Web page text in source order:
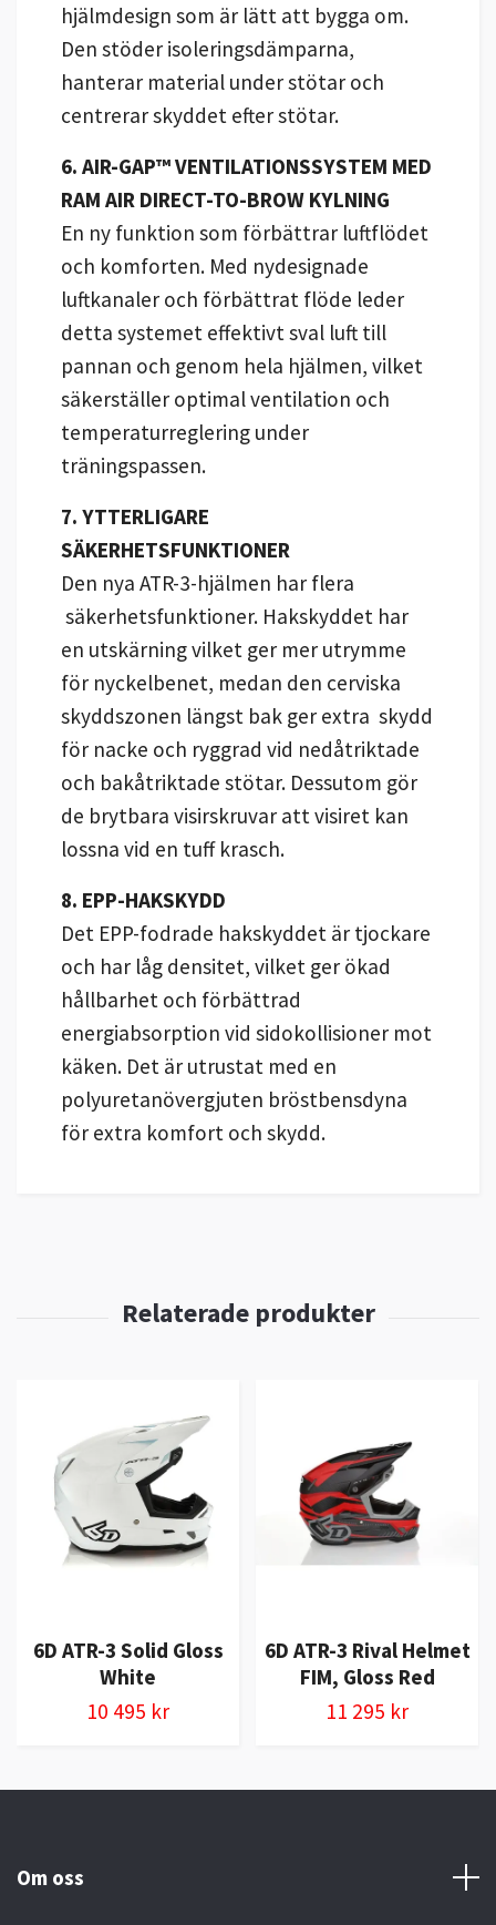
hjälmdesign som är lätt att bygga om.
Den stöder isoleringsdämparna,
hanterar material under stötar och
centrerar skyddet efter stötar.
6. AIR-GAP™ VENTILATIONSSYSTEM MED
RAM AIR DIRECT-TO-BROW KYLNING
En ny funktion som förbättrar luftflödet
och komforten. Med nydesignade
luftkanaler och förbättrat flöde leder
detta systemet effektivt sval luft till
pannan och genom hela hjälmen, vilket
säkerställer optimal ventilation och
temperaturreglering under
träningspassen.
7. YTTERLIGARE
SÄKERHETSFUNKTIONER
Den nya ATR-3-hjälmen har flera
säkerhetsfunktioner. Hakskyddet har
en utskärning vilket ger mer utrymme
för nyckelbenet, medan den cerviska
skyddszonen längst bak ger extra skydd
för nacke och ryggrad vid nedåtriktade
och bakåtriktade stötar. Dessutom gör
de brytbara visirskruvar att visiret kan
lossna vid en tuff krasch.
8. EPP-HAKSKYDD
Det EPP-fodrade hakskyddet är tjockare
och har låg densitet, vilket ger ökad
hållbarhet och förbättrad
energiabsorption vid sidokollisioner mot
käken. Det är utrustat med en
polyuretanövergjuten bröstbensdyna
för extra komfort och skydd.
6D ATR-3 Solid Gloss
White
10 495 kr
6D ATR-3 Rival Helmet
FIM, Gloss Red
11 295 kr
Om oss